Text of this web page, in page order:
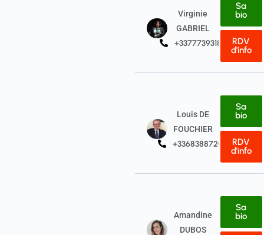
Virginie
GABRIEL
+33777393187
Sa
bio
RDV
d'info
Louis DE
FOUCHIER
+33683887204
Sa
bio
RDV
d'info
Amandine
DUBOS
Sa
bio